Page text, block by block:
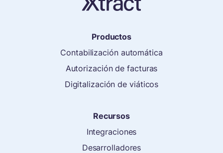
Productos
Contabilización automática
Autorización de facturas
Digitalización de viáticos
Recursos
Integraciones
Desarrolladores